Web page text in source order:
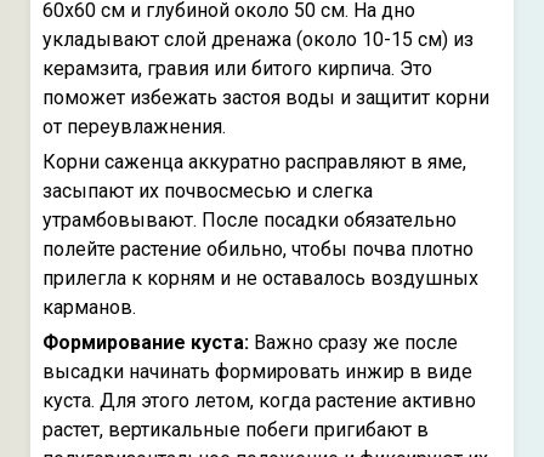
60x60 см и глубиной около 50 см. На дно
укладывают слой дренажа (около 10-15 см) из
керамзита, гравия или битого кирпича. Это
поможет избежать застоя воды и защитит корни
от переувлажнения.
Корни саженца аккуратно расправляют в яме,
засыпают их почвосмесью и слегка
утрамбовывают. После посадки обязательно
полейте растение обильно, чтобы почва плотно
прилегла к корням и не оставалось воздушных
карманов.
Формирование куста: Важно сразу же после
высадки начинать формировать инжир в виде
куста. Для этого летом, когда растение активно
растет, вертикальные побеги пригибают в